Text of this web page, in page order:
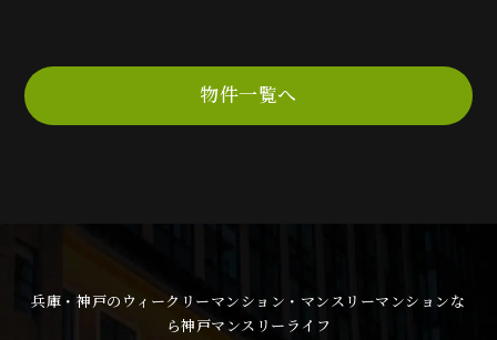
物件一覧へ
兵庫・神戸のウィークリーマンション・マンスリーマンションな
ら神戸マンスリーライフ